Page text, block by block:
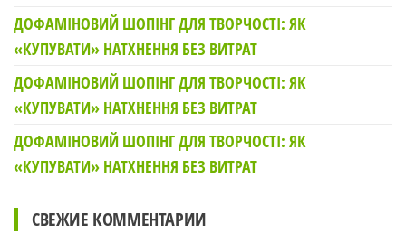
ДОФАМІНОВИЙ ШОПІНГ ДЛЯ ТВОРЧОСТІ: ЯК
«КУПУВАТИ» НАТХНЕННЯ БЕЗ ВИТРАТ
ДОФАМІНОВИЙ ШОПІНГ ДЛЯ ТВОРЧОСТІ: ЯК
«КУПУВАТИ» НАТХНЕННЯ БЕЗ ВИТРАТ
ДОФАМІНОВИЙ ШОПІНГ ДЛЯ ТВОРЧОСТІ: ЯК
«КУПУВАТИ» НАТХНЕННЯ БЕЗ ВИТРАТ
СВЕЖИЕ КОММЕНТАРИИ